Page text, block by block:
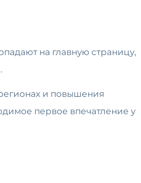
на главную страницу,
и повышения
первое впечатление у